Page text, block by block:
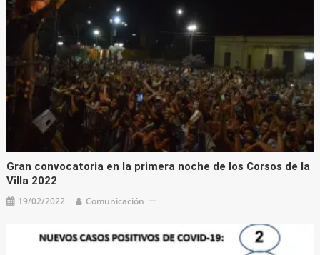
Gran convocatoria en la primera noche de los Corsos de la
Villa 2022
19/02/2022 Comunicación